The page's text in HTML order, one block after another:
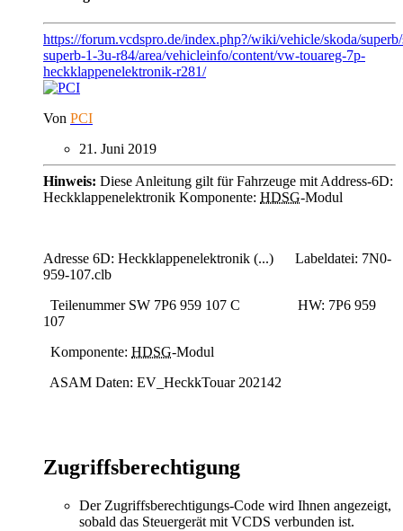
https://forum.vcdspro.de/index.php?/wiki/vehicle/skoda/
superb-1-3u-r84/area/vehicleinfo/content/vw-touareg-7p-
heckklappenelektronik-r281/
Von PCI
21. Juni 2019
Hinweis: Diese Anleitung gilt für Fahrzeuge mit Address-6D:
Heckklappenelektronik Komponente: HDSG-Modul
Adresse 6D: Heckklappenelektronik (...) Labeldatei: 7N0-
959-107.clb
Teilenummer SW 7P6 959 107 C HW: 7P6 959
107
Komponente: HDSG-Modul
ASAM Daten: EV_HeckkTouar 202142
Zugriffsberechtigung
Der Zugriffsberechtigungs-Code wird Ihnen angezeigt,
sobald das Steuergerät mit VCDS verbunden ist.